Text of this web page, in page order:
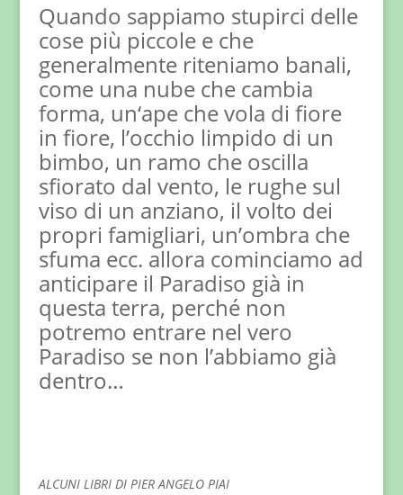
Quando sappiamo stupirci delle
cose più piccole e che
generalmente riteniamo banali,
come una nube che cambia
forma, un‘ape che vola di fiore
in fiore, l’occhio limpido di un
bimbo, un ramo che oscilla
sfiorato dal vento, le rughe sul
viso di un anziano, il volto dei
propri famigliari, un’ombra che
sfuma ecc. allora cominciamo ad
anticipare il Paradiso già in
questa terra, perché non
potremo entrare nel vero
Paradiso se non l’abbiamo già
dentro…
ALCUNI LIBRI DI PIER ANGELO PIAI